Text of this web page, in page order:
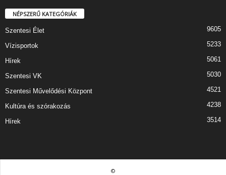
NÉPSZERŰ KATEGÓRIÁK
Szentesi Élet 9605
Vízisportok 5233
Hírek 5061
Szentesi VK 5030
Szentesi Művelődési Központ 4521
Kultúra és szórakozás 4238
Hírek 3514
©